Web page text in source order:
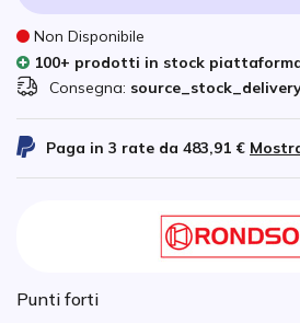
Non Disponibile
100+ prodotti in stock
Consegna:
Paga in 3 rate da 483,91 €
Punti forti